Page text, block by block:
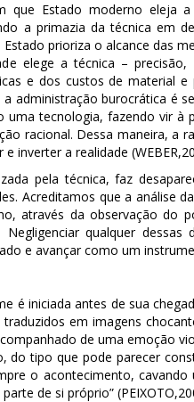
Estado moderno eleja
a primazia da técnica em
prioriza o alcance das
elege a técnica – precisão,
e dos custos de material
administração burocrática é
tecnologia, fazendo vir à
racional. Dessa maneira, a
inverter a realidade
pela técnica, faz
Acreditamos que a análise
através da observação do
qualquer
e avançar como um
é iniciada antes de sua
em imagens
de uma emoção
tipo que pode parecer
o acontecimento,
de si próprio”